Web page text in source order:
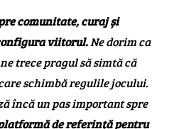
comunitate, curaj și
viitorul.Ne dorim ca
trece pragul să simtă că
schimbă regulile jocului.
încă un pas important spre
de referință pentru